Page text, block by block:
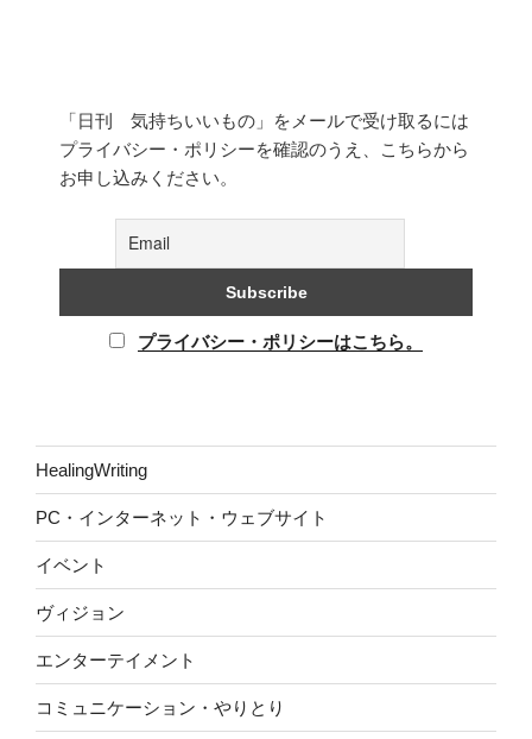
「日刊 気持ちいいもの」をメールで受け取るには
プライバシー・ポリシーを確認のうえ、こちらから
お申し込みください。
プライバシー・ポリシーはこちら。
HealingWriting
PC・インターネット・ウェブサイト
イベント
ヴィジョン
エンターテイメント
コミュニケーション・やりとり